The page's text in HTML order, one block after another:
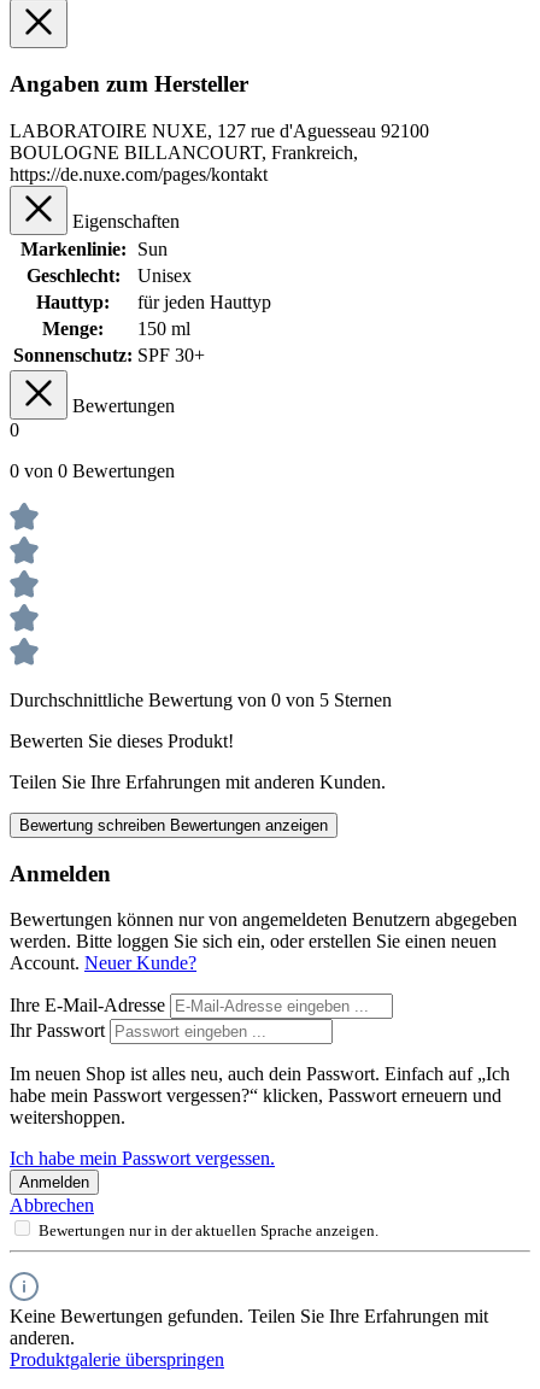
Angaben zum Hersteller
LABORATOIRE NUXE, 127 rue d'Aguesseau 92100
BOULOGNE BILLANCOURT, Frankreich,
https://de.nuxe.com/pages/kontakt
Eigenschaften
Markenlinie:
Sun
Geschlecht:
Unisex
Hauttyp:
für jeden Hauttyp
Menge:
150 ml
Sonnenschutz: SPF 30+
Bewertungen
0
0 von 0 Bewertungen
Durchschnittliche Bewertung von 0 von 5 Sternen
Bewerten Sie dieses Produkt!
Teilen Sie Ihre Erfahrungen mit anderen Kunden.
Bewertung schreiben Bewertungen anzeigen
Anmelden
Bewertungen können nur von angemeldeten Benutzern abgegeben
werden. Bitte loggen Sie sich ein, oder erstellen Sie einen neuen
Account. Neuer Kunde?
Ihre E-Mail-Adresse
Ihr Passwort
Im neuen Shop ist alles neu, auch dein Passwort. Einfach auf „Ich
habe mein Passwort vergessen?“ klicken, Passwort erneuern und
weitershoppen.
Ich habe mein Passwort vergessen.
Anmelden
Abbrechen
Bewertungen nur in der aktuellen Sprache anzeigen.
Keine Bewertungen gefunden. Teilen Sie Ihre Erfahrungen mit
anderen.
Produktgalerie überspringen